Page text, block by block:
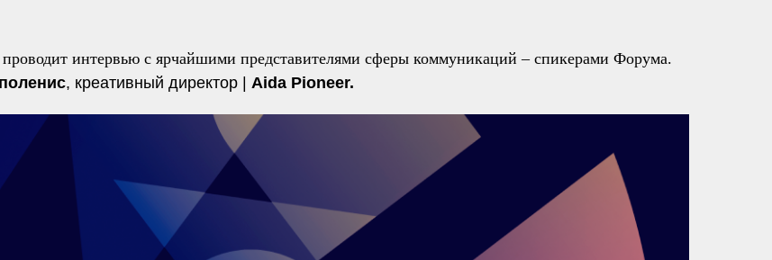
интервью с ярчайшими представителями сферы коммуникаций – спикерами Форума.
, креативный директор | Aida Pioneer.